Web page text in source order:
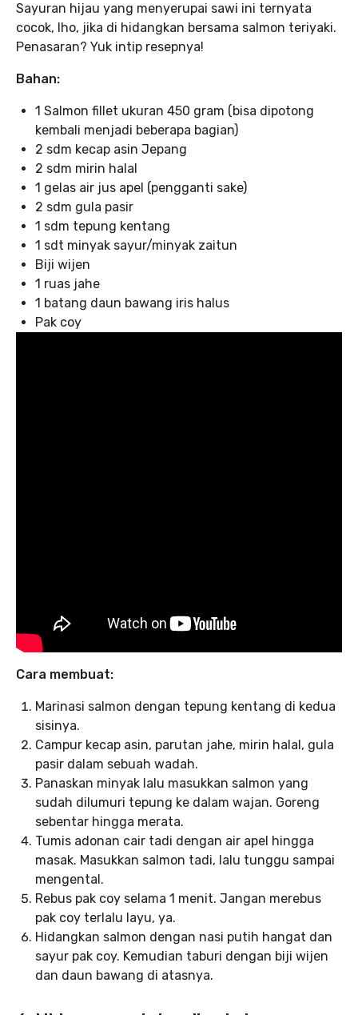
Sayuran hijau yang menyerupai sawi ini ternyata
cocok, lho, jika di hidangkan bersama salmon teriyaki.
Penasaran? Yuk intip resepnya!
Bahan:
1 Salmon fillet ukuran 450 gram (bisa dipotong
kembali menjadi beberapa bagian)
2 sdm kecap asin Jepang
2 sdm mirin halal
1 gelas air jus apel (pengganti sake)
2 sdm gula pasir
1 sdm tepung kentang
1 sdt minyak sayur/minyak zaitun
Biji wijen
1 ruas jahe
1 batang daun bawang iris halus
Pak coy
Cara membuat:
Marinasi salmon dengan tepung kentang di kedua
sisinya.
Campur kecap asin, parutan jahe, mirin halal, gula
pasir dalam sebuah wadah.
Panaskan minyak lalu masukkan salmon yang
sudah dilumuri tepung ke dalam wajan. Goreng
sebentar hingga merata.
Tumis adonan cair tadi dengan air apel hingga
masak. Masukkan salmon tadi, lalu tunggu sampai
mengental.
Rebus pak coy selama 1 menit. Jangan merebus
pak coy terlalu layu, ya.
Hidangkan salmon dengan nasi putih hangat dan
sayur pak coy. Kemudian taburi dengan biji wijen
dan daun bawang di atasnya.